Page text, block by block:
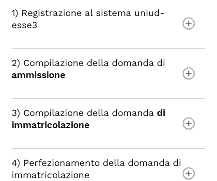
1) Registrazione al sistema uniud-
esse3
2) Compilazione della domanda di
ammissione
3) Compilazione della domanda di
immatricolazione
4) Perfezionamento della domanda di
immatricolazione